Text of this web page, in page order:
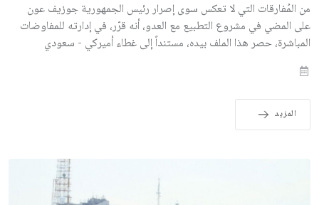
من المُفارقات التي لا تعكس سوى إصرار رئيس الجمهورية جوزيف عون
على المضي في مشروع التطبيع مع العدو، أنه قرّر، في إدارته للمفاوضات
المباشرة، حصر هذا الملف بيده، مستنداً إلى غطاء أميركي - سعودي
المزيد